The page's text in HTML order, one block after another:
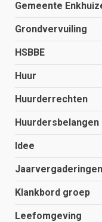
Gemeente
Grondvervuiling
HSBBE
Huur
Huurderrechten
Huurdersbelangen
Idee
Jaarvergaderingen
Klankbord groep
Leefomgeving